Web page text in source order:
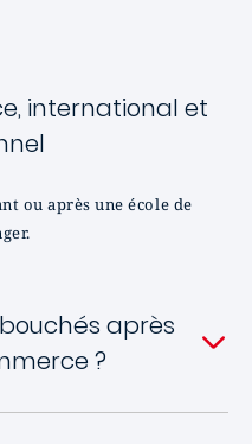
international et
ou après une école de
après
?